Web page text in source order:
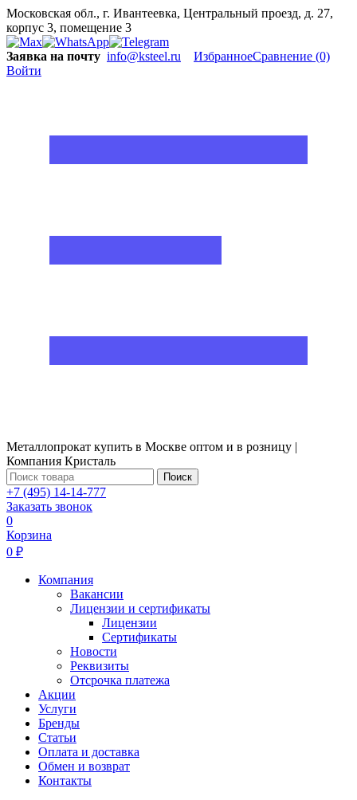
Московская обл., г. Ивантеевка, Центральный проезд, д. 27,
корпус 3, помещение 3
Заявка на почту info@ksteel.ru ИзбранноеСравнение (0)
Войти
Металлопрокат купить в Москве оптом и в розницу |
Компания Кристаль
Поиск
+7 (495) 14-14-777
Заказать звонок
0
Корзина
0 ₽
Компания
Вакансии
Лицензии и сертификаты
Лицензии
Сертификаты
Новости
Реквизиты
Отсрочка платежа
Акции
Услуги
Бренды
Статьи
Оплата и доставка
Обмен и возврат
Контакты